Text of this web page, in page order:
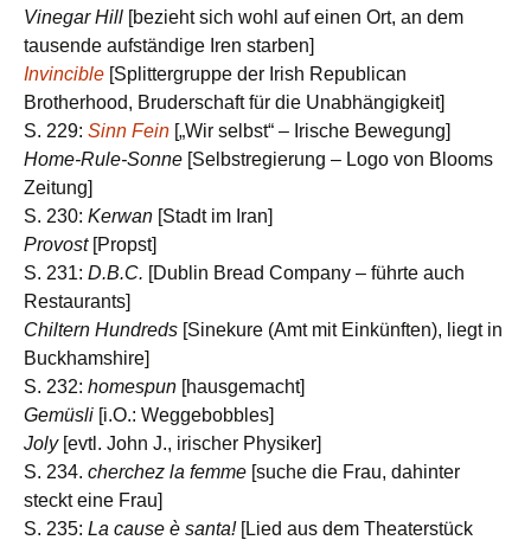
Vinegar Hill [bezieht sich wohl auf einen Ort, an dem
tausende aufständige Iren starben]
Invincible [Splittergruppe der Irish Republican
Brotherhood, Bruderschaft für die Unabhängigkeit]
S. 229: Sinn Fein [„Wir selbst“ – Irische Bewegung]
Home-Rule-Sonne [Selbstregierung – Logo von Blooms
Zeitung]
S. 230: Kerwan [Stadt im Iran]
Provost[Propst]
S. 231: D.B.C. [Dublin Bread Company – führte auch
Restaurants]
Chiltern Hundreds [Sinekure (Amt mit Einkünften), liegt in
Buckhamshire]
S. 232: homespun [hausgemacht]
Gemüsli [i.O.: Weggebobbles]
Joly[evtl. John J., irischer Physiker]
S. 234. cherchez la femme [suche die Frau, dahinter
steckt eine Frau]
S. 235: La cause è santa![Lied aus dem Theaterstück